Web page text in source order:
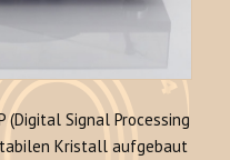
(Digital Signal Processing
Kristall aufgebaut